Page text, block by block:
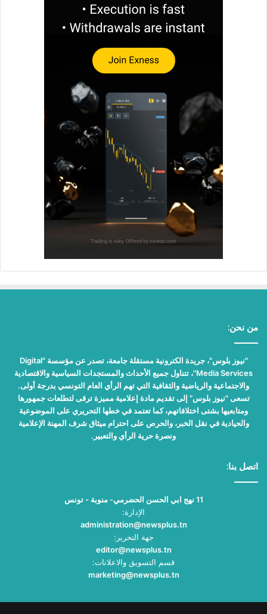
من نحن:
"نيوز بلوس"، جريدة الكترونية مستقلة جامعة، تصدر عن مؤسسة "Digital
Media Services"، تتناول جميع الأحداث والمستجدات السياسية والاقتصادية
والاجتماعية والرياضية والثقافية التي تهم الرأي العام التونسي بدرجة أولى.
تسعى "نيوز بلوس" إلى تقديم مادة إعلامية مميزة ترقى لتطلعات جمهورها
ومتابعيها بشتى اختلافاتهم، كما تعتمد في خطها التحريري على الموضوعية
والحيادية في نقل الخبر، والحرص على احترام ميثاق شرف المهنة الإعلامية
ونصرة حرية الرأي والتعبير.
اتصل بنا:
11 نهج ابي الحسن الحضرمي- منوبة - تونس
الإدارة:
administration@newsplus.tn
جهة التحرير:
editor@newsplus.tn
قسم التسويق والاعلانات:
marketing@newsplus.tn